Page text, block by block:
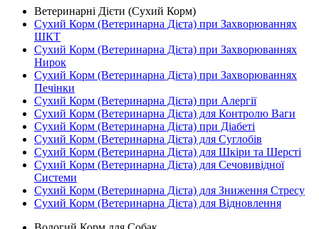
Ветеринарні Дієти (Сухий Корм)
Сухий Корм (Ветеринарна Дієта) при Захворюваннях
ШКТ
Сухий Корм (Ветеринарна Дієта) при Захворюваннях
Нирок
Сухий Корм (Ветеринарна Дієта) при Захворюваннях
Печінки
Сухий Корм (Ветеринарна Дієта) при Алергії
Сухий Корм (Ветеринарна Дієта) для Контролю Ваги
Сухий Корм (Ветеринарна Дієта) при Діабеті
Сухий Корм (Ветеринарна Дієта) для Суглобів
Сухий Корм (Ветеринарна Дієта) для Шкіри та Шерсті
Сухий Корм (Ветеринарна Дієта) для Сечовивідної
Системи
Сухий Корм (Ветеринарна Дієта) для Зниження Стресу
Сухий Корм (Ветеринарна Дієта) для Відновлення